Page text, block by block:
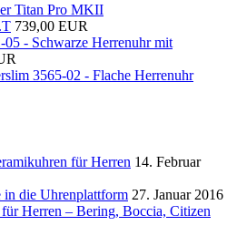
Titan Pro MKII
739,00 EUR
- Schwarze Herrenuhr mit
3565-02 - Flache Herrenuhr
für Herren 14. Februar
die Uhrenplattform 27. Januar 2016
Herren – Bering, Boccia, Citizen